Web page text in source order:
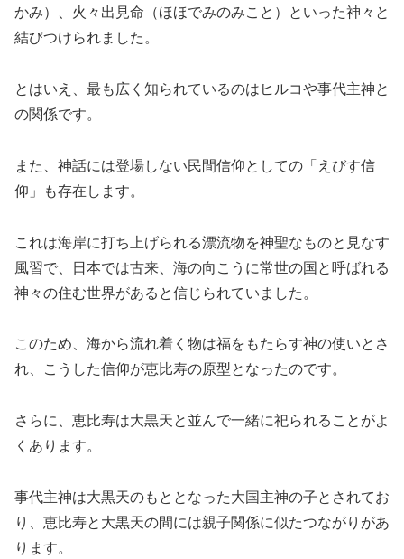
かみ）、火々出見命（ほほでみのみこと）といった神々と
結びつけられました。
とはいえ、最も広く知られているのはヒルコや事代主神と
の関係です。
また、神話には登場しない民間信仰としての「えびす信
仰」も存在します。
これは海岸に打ち上げられる漂流物を神聖なものと見なす
風習で、日本では古来、海の向こうに常世の国と呼ばれる
神々の住む世界があると信じられていました。
このため、海から流れ着く物は福をもたらす神の使いとさ
れ、こうした信仰が恵比寿の原型となったのです。
さらに、恵比寿は大黒天と並んで一緒に祀られることがよ
くあります。
事代主神は大黒天のもととなった大国主神の子とされてお
り、恵比寿と大黒天の間には親子関係に似たつながりがあ
ります。